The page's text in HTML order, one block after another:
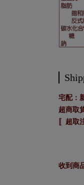
宅配：
超商取
〚超取
收到商